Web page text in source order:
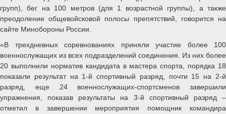
групп), бег на 100 метров (для 1 возрастной группы), а также
преодоление общевойсковой полосы препятствий, говорится на
сайте Минобороны России.
«В трехдневных соревнованиях приняли участие более 100
военнослужащих из всех подразделений соединения. Из них более
20 выполнили норматив кандидата в мастера спорта, порядка 18
показали результат на 1-й спортивный разряд, почти 15 на 2-й
разряд, еще 24 военнослужащих-спортсменов завершили
упражнения, показав результаты на 3-й спортивный разряд –
отметил в завершении мероприятия помощник командира